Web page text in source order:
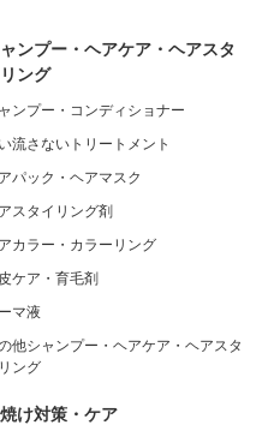
ンプー・ヘアケア・ヘアスタ
ング
ンプー・コンディショナー
流さないトリートメント
パック・ヘアマスク
スタイリング剤
カラー・カラーリング
ケア・育毛剤
マ液
他シャンプー・ヘアケア・ヘアスタ
ング
け対策・ケア